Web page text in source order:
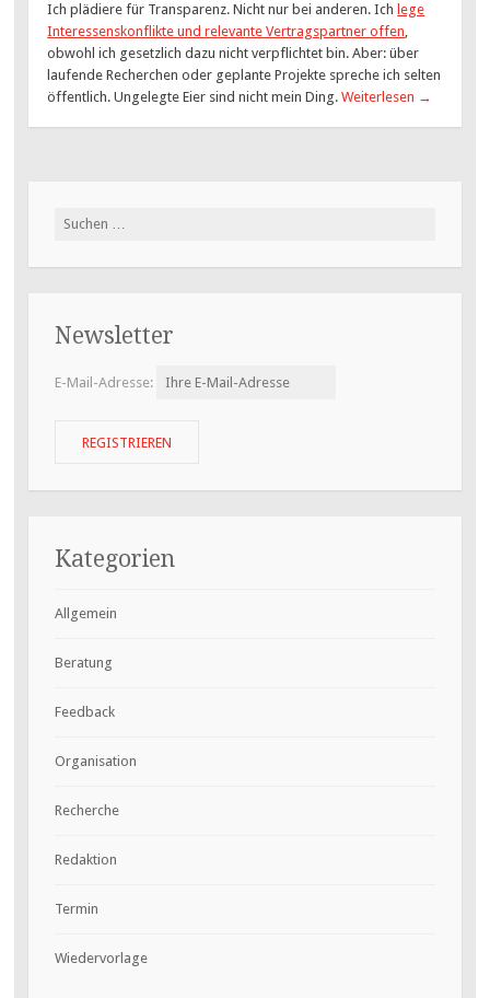
Ich plädiere für Transparenz. Nicht nur bei anderen. Ich lege
Interessenskonflikte und relevante Vertragspartner offen,
obwohl ich gesetzlich dazu nicht verpflichtet bin. Aber: über
laufende Recherchen oder geplante Projekte spreche ich selten
öffentlich. Ungelegte Eier sind nicht mein Ding.Weiterlesen →
Suchen
Newsletter
E-Mail-Adresse:
Kategorien
Allgemein
Beratung
Feedback
Organisation
Recherche
Redaktion
Termin
Wiedervorlage